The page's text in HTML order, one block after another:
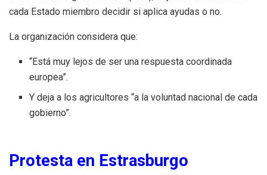
cada Estado miembro decidir si aplica ayudas o no.
La organización considera que:
“Está muy lejos de ser una respuesta coordinada
europea”.
Y deja a los agricultores “a la voluntad nacional de cada
gobierno”.
Protesta en Estrasburgo